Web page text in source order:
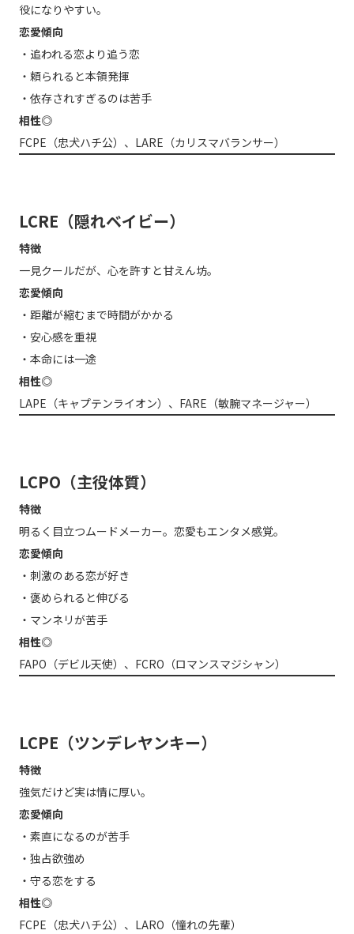
役になりやすい。
恋愛傾向
・追われる恋より追う恋
・頼られると本領発揮
・依存されすぎるのは苦手
相性◎
FCPE（忠犬ハチ公）、LARE（カリスマバランサー）
LCRE（隠れベイビー）
特徴
一見クールだが、心を許すと甘えん坊。
恋愛傾向
・距離が縮むまで時間がかかる
・安心感を重視
・本命には一途
相性◎
LAPE（キャプテンライオン）、FARE（敏腕マネージャー）
LCPO（主役体質）
特徴
明るく目立つムードメーカー。恋愛もエンタメ感覚。
恋愛傾向
・刺激のある恋が好き
・褒められると伸びる
・マンネリが苦手
相性◎
FAPO（デビル天使）、FCRO（ロマンスマジシャン）
LCPE（ツンデレヤンキー）
特徴
強気だけど実は情に厚い。
恋愛傾向
・素直になるのが苦手
・独占欲強め
・守る恋をする
相性◎
FCPE（忠犬ハチ公）、LARO（憧れの先輩）